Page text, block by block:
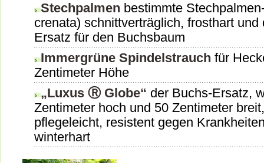
Stechpalmen bestimmte
crenata) schnittverträglich, frosthart und
Ersatz für den Buchsbaum
Immergrüne Spindelstrauch für
Zentimeter Höhe
„Luxus Ⓡ Globe“ der Buchs-Ersatz,
Zentimeter hoch und 50 Zentimeter
pflegeleicht, resistent gegen
winterhart